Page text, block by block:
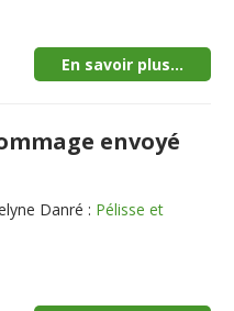
En savoir plus...
envoyé
Danré : Pélisse et